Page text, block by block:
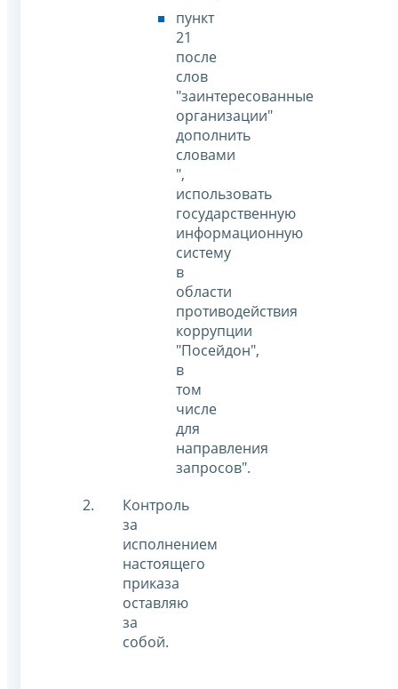
пункт
21
после
слов
"заинтересованные
организации"
дополнить
словами
",
использовать
государственную
информационную
систему
в
области
противодействия
коррупции
"Посейдон",
в
том
числе
для
направления
запросов".
Контроль
за
исполнением
настоящего
приказа
оставляю
за
собой.